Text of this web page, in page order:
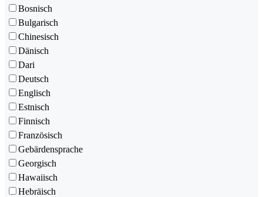
Bosnisch
Bulgarisch
Chinesisch
Dänisch
Dari
Deutsch
Englisch
Estnisch
Finnisch
Französisch
Gebärdensprache
Georgisch
Hawaiisch
Hebräisch